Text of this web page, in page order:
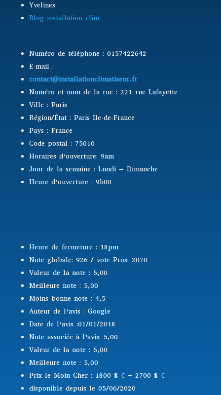
Yvelines
Blog installation clim
Numéro de téléphone : 0157422642
E-mail :
contact@installationclimatiseur.fr
Numéro et nom de la rue : 221 rue Lafayette
Ville : Paris
Région/État : Paris île-de-France
Pays : France
Code postal : 75010
Horaires d’ouverture: 9am
Jour de la semaine : Lundi – Dimanche
Heure d’ouverture : 9h00
Heure de fermeture : 18pm
Note globale: 926 / vote Pros: 2070
Valeur de la note : 5,00
Meilleure note : 5,00
Moins bonne note : 4,5
Auteur de l’avis : Google
Date de l’avis :01/01/2018
Note associée à l’avis: 5,00
Valeur de la note : 5,00
Meilleure note : 5,00
Prix le Moin Cher : 1800 $ € – 2700 $ €
disponible depuis le 05/06/2020